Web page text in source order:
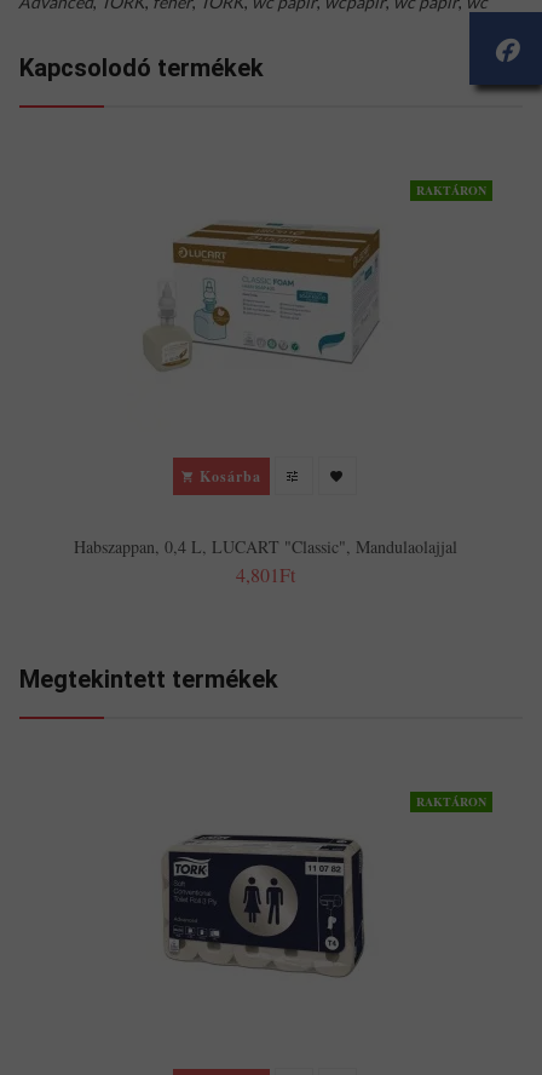
Kapcsolodó termékek
RAKTÁRON
Kosárba
Habszappan, 0,4 L, LUCART "Classic", Mandulaolajjal
4,801Ft
Megtekintett termékek
RAKTÁRON